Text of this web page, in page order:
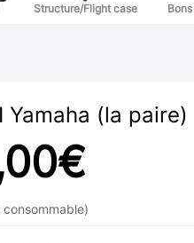
Structure/Flight case
Yamaha (la paire)
€